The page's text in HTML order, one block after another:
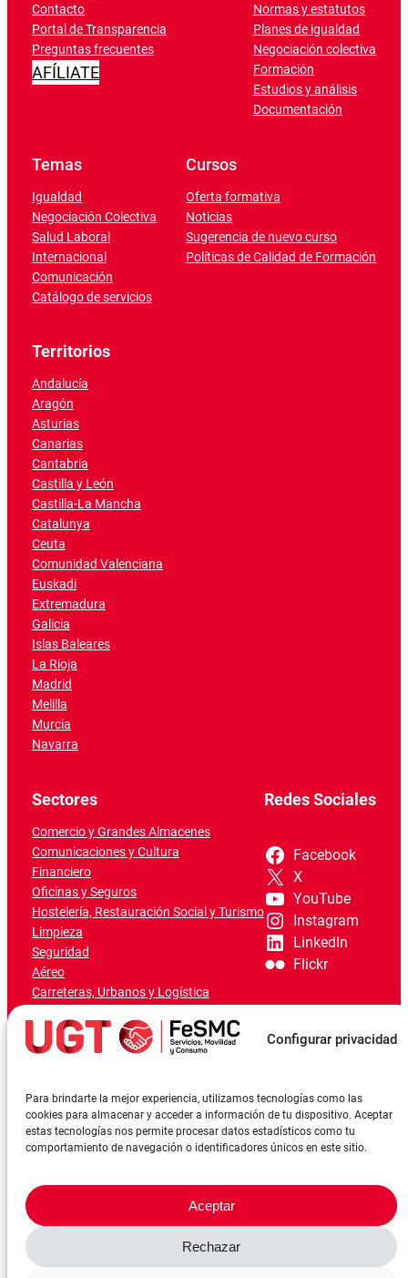
Configurar privacidad
Para brindarte la mejor experiencia, utilizamos tecnologías como las
cookies para almacenar y acceder a información de tu dispositivo. Aceptar
estas tecnologías nos permite procesar datos estadísticos como tu
comportamiento de navegación o identificadores únicos en este sitio.
Aceptar
Rechazar
Contacto
Portal de Transparencia
Preguntas frecuentes
AFÍLIATE
Normas y estatutos
Planes de igualdad
Negociación colectiva
Formación
Estudios y análisis
Documentación
Temas
Igualdad
Negociación Colectiva
Salud Laboral
Internacional
Comunicación
Catálogo de servicios
Cursos
Oferta formativa
Noticias
Sugerencia de nuevo curso
Políticas de Calidad de Formación
Territorios
Andalucía
Aragón
Asturias
Canarias
Cantabria
Castilla y León
Castilla-La Mancha
Catalunya
Ceuta
Comunidad Valenciana
Euskadi
Extremadura
Galicia
Islas Baleares
La Rioja
Madrid
Melilla
Murcia
Navarra
Sectores
Comercio y Grandes Almacenes
Comunicaciones y Cultura
Financiero
Oficinas y Seguros
Hostelería, Restauración Social y Turismo
Limpieza
Seguridad
Aéreo
Carreteras, Urbanos y Logística
Marítimo-Portuario
Redes Sociales
Facebook
X
YouTube
Instagram
LinkedIn
Flickr
©FeSMCUGT 2024